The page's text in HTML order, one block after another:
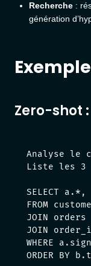
Recherche :
génération
Zero-shot
Analyse le
Liste les 3
SELECT
FROM
JOIN
JOIN
WHERE
ORDER BY